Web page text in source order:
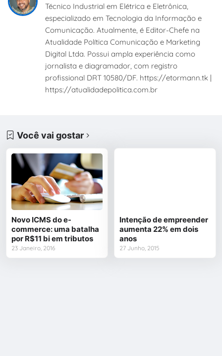
Técnico Industrial em Elétrica e Eletrônica,
especializado em Tecnologia da Informação e
Comunicação. Atualmente, é Editor-Chefe na
Atualidade Política Comunicação e Marketing
Digital Ltda. Possui ampla experiência como
jornalista e diagramador, com registro
profissional DRT 10580/DF. https://etormann.tk |
https://atualidadepolitica.com.br
Você vai gostar
Novo ICMS do e-
commerce: uma batalha
por R$11 bi em tributos
23 Janeiro, 2016
Intenção de empreender
aumenta 22% em dois
anos
27 Junho, 2015